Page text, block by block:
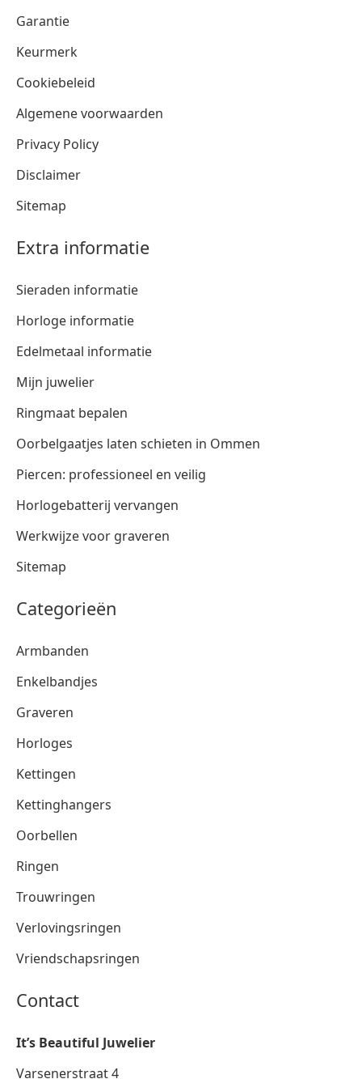
Garantie
Keurmerk
Cookiebeleid
Algemene voorwaarden
Privacy Policy
Disclaimer
Sitemap
Extra informatie
Sieraden informatie
Horloge informatie
Edelmetaal informatie
Mijn juwelier
Ringmaat bepalen
Oorbelgaatjes laten schieten in Ommen
Piercen: professioneel en veilig
Horlogebatterij vervangen
Werkwijze voor graveren
Sitemap
Categorieën
Armbanden
Enkelbandjes
Graveren
Horloges
Kettingen
Kettinghangers
Oorbellen
Ringen
Trouwringen
Verlovingsringen
Vriendschapsringen
Contact
It’s Beautiful Juwelier
Varsenerstraat 4